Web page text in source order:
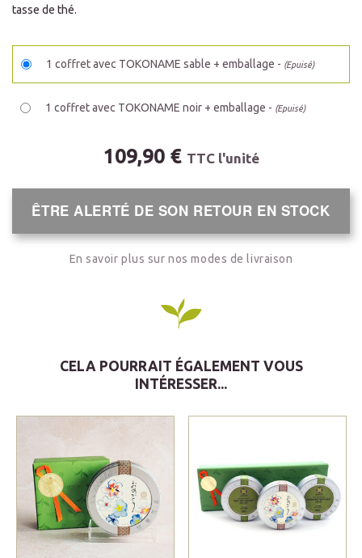
tasse de thé.
1 coffret avec TOKONAME sable + emballage - (Epuisé)
1 coffret avec TOKONAME noir + emballage - (Epuisé)
109,90 € TTC l'unité
ÊTRE ALERTÉ DE SON RETOUR EN STOCK
En savoir plus sur nos modes de livraison
CELA POURRAIT ÉGALEMENT VOUS
INTÉRESSER...